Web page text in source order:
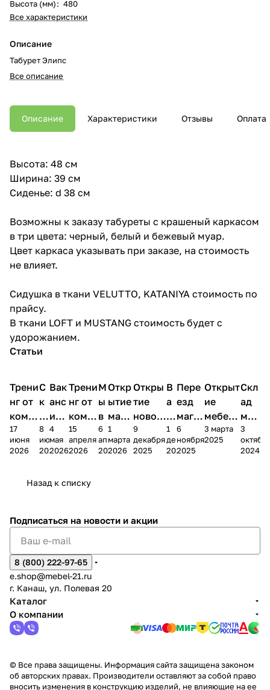
Высота (мм): 480
Все характеристики
Описание
Табурет Элипс
Все описание
Описание Характеристики Отзывы Оплата
Высота: 48 см
Ширина: 39 см
Сиденье: d 38 см
Возможны к заказу табуреты с крашеный каркасом
в три цвета: черный, белый и бежевый муар.
Цвет каркаса указывать при заказе, на стоимость
не влияет.
Сидушка в ткани VELUTTO, KATANIYA стоимость по
прайсу.
В ткани LOFT и MUSTANG стоимость будет с
удорожанием.
Статьи
Трени
нг от
комп
ании
Мело
17
июня
2026
С
к
и
д
к
2
8
июня
2026
Вак
анс
ия в
Чеб
окс
4
мая
2026
Трени
нг от
комп
ании
Мело
15
апреля
2026
М
ы
в
М
А
6
апреля
2026
Откр
ытие
мага
зина
в
1
марта
2026
Откры
тие
новог
о
магаз
9
декабря
2025
В
а
к
а
н
1
декабря
2025
Пере
езд
магаз
ина в
г.
6
ноября
2025
Открыт
ие
мебель
ного
салона
3 марта
2025
Скл
ад
меб
ели
пер
3
2024
Назад к списку
Подписаться на новости и акции
8 (800) 222-97-65
e.shop@mebel-21.ru
г. Канаш, ул. Полевая 20
Каталог
О компании
© Все права защищены. Информация сайта защищена законом
об авторских правах. Производители оставляют за собой право
вносить изменения в конструкцию изделий, не влияющие на ее